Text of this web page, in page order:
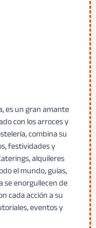
es un gran amante
con los arroces y
combina su
festividades y
alquileres
el mundo, guías,
se enorgullecen de
cada acción a su
eventos y